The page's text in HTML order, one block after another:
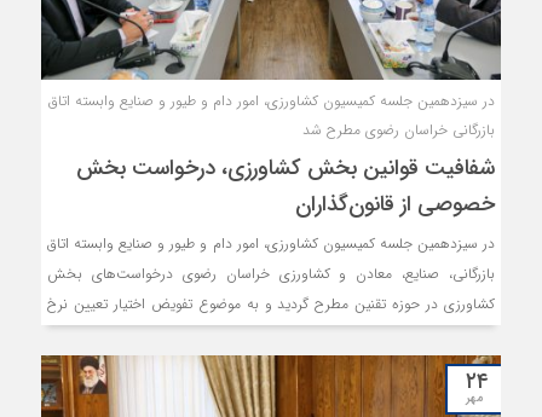
در سیزدهمین جلسه کمیسیون کشاورزی، امور دام و طیور و صنایع وابسته اتاق
بازرگانی خراسان رضوی مطرح شد
شفافیت قوانین بخش کشاورزی، درخواست‌ بخش
خصوصی از قانون‌گذاران
در سیزدهمین جلسه کمیسیون کشاورزی، امور دام و طیور و صنایع وابسته اتاق
بازرگانی، صنایع، معادن و کشاورزی خراسان رضوی درخواست‌های بخش
کشاورزی در حوزه تقنین مطرح گردید و به موضوع تفویض اختیار تعیین نرخ
۲۴
مهر